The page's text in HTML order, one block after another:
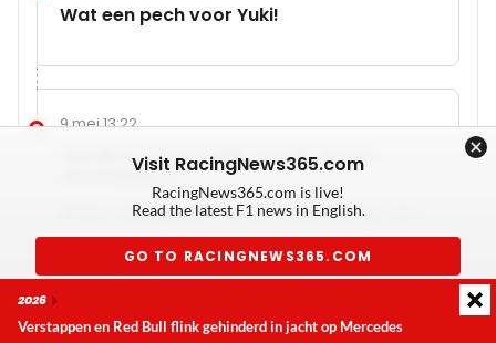
Wat een pech voor Yuki!
9 mei 13:22
Hamilton binnen DRS-bereik achter
Verstappen
Echter, hij balanceert op het randje daarvan. Een
betreft 'safe'.
Laatste update: donderdag 6 augustus 2026 18:37
Visit RacingNews365.com
RacingNews365.com is live!
Read the latest F1 news in English.
GO TO RACINGNEWS365.COM
2026
Verstappen en Red Bull flink gehinderd in jacht op Mercedes